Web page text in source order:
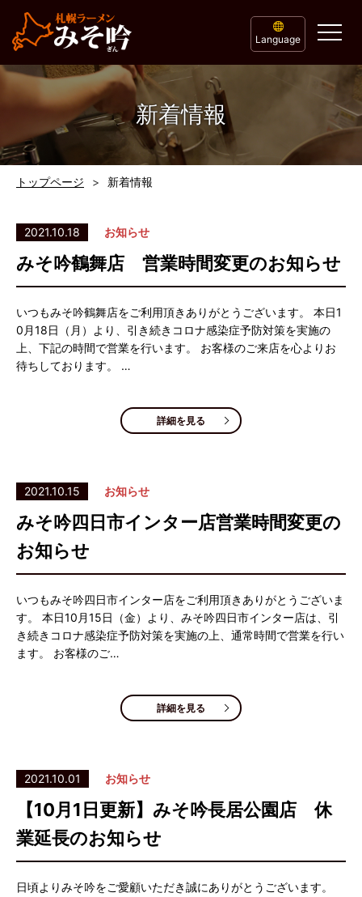
Language
新着情報
トップページ 新着情報
2021.10.18 お知らせ
みそ吟鶴舞店 営業時間変更のお知らせ
いつもみそ吟鶴舞店をご利用頂きありがとうございます。 本日1
0月18日（月）より、引き続きコロナ感染症予防対策を実施の
上、下記の時間で営業を行います。 お客様のご来店を心よりお
待ちしております。 …
詳細を見る
2021.10.15 お知らせ
みそ吟四日市インター店営業時間変更の
お知らせ
いつもみそ吟四日市インター店をご利用頂きありがとうございま
す。 本日10月15日（金）より、みそ吟四日市インター店は、引
き続きコロナ感染症予防対策を実施の上、通常時間で営業を行い
ます。 お客様のご…
詳細を見る
2021.10.01 お知らせ
【10月1日更新】みそ吟長居公園店 休
業延長のお知らせ
日頃よりみそ吟をご愛顧いただき誠にありがとうございます。